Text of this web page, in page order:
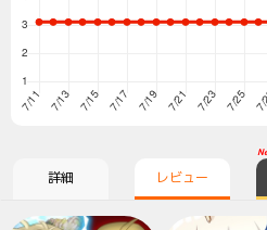
詳細 レビュー